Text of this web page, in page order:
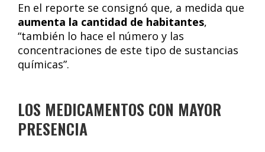
En el reporte se consignó que, a medida que
aumenta la cantidad de habitantes,
“también lo hace el número y las
concentraciones de este tipo de sustancias
químicas”.
LOS MEDICAMENTOS CON MAYOR
PRESENCIA